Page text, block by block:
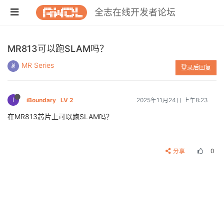
全志在线开发者论坛
MR813可以跑SLAM吗？
MR Series 登录后回复
I iBoundary LV 2 2025年11月24日 上午8:23
在MR813芯片上可以跑SLAM吗？
分享 0